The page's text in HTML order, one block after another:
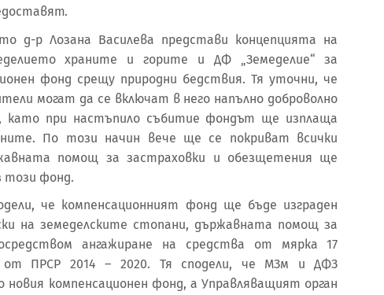
д-р Лозана Василева представи концепцията на
храните и горите и ДФ „Земеделие“ за
фонд срещу природни бедствия. Тя уточни, че
могат да се включат в него напълно доброволно
като при настъпило събитие фондът ще изплаща
По този начин вече ще се покриват всички
помощ за застраховки и обезщетения ще
този фонд.
че компенсационният фонд ще бъде изграден
на земеделските стопани, държавната помощ за
ангажиране на средства от мярка 17
от ПРСР 2014 – 2020. Тя сподели, че МЗм и ДФЗ
компенсационен фонд, а Управляващият орган